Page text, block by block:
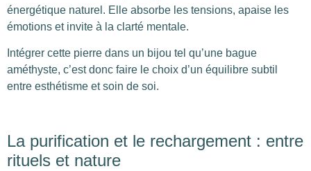
énergétique naturel. Elle absorbe les tensions, apaise les
émotions et invite à la clarté mentale.
Intégrer cette pierre dans un bijou tel qu’une bague
améthyste, c’est donc faire le choix d’un équilibre subtil
entre esthétisme et soin de soi.
La purification et le rechargement : entre
rituels et nature